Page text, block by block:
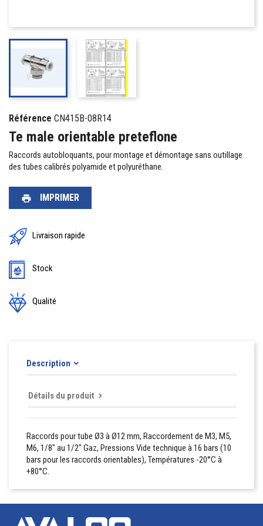
Référence CN415B-08R14
Te male orientable preteflone
Raccords autobloquants, pour montage et démontage sans outillage
des tubes calibrés polyamide et polyuréthane.
print IMPRIMER
Livraison rapide
Stock
Qualité
Description
Détails du produit
Raccords pour tube Ø3 à Ø12 mm, Raccordement de M3, M5,
M6, 1/8" au 1/2" Gaz, Pressions Vide technique à 16 bars (10
bars pour les raccords orientables), Températures -20°C à
+80°C.